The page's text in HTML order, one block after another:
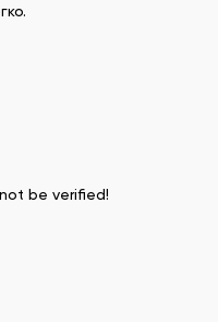
be verified!